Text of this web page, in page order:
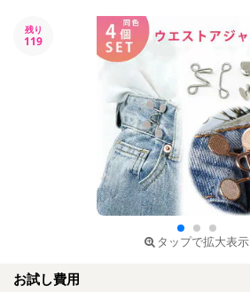
残り
119
タップで拡大表示
お試し費用